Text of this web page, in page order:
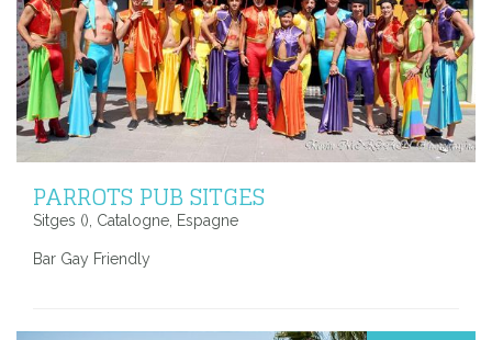
PARROTS PUB SITGES
Sitges (), Catalogne, Espagne
Bar Gay Friendly